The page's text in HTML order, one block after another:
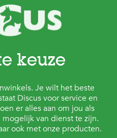
keuze
Je wilt het beste
Discus voor service en
er alles aan om jou als
van dienst te zijn.
ook met onze producten.